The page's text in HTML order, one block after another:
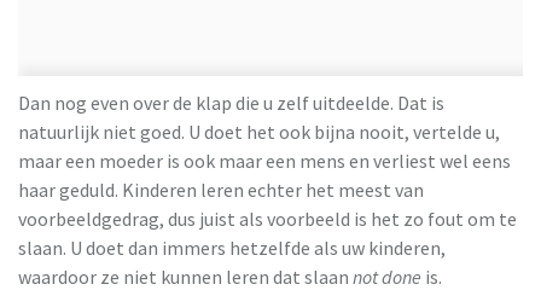
Dan nog even over de klap die u zelf uitdeelde. Dat is
natuurlijk niet goed. U doet het ook bijna nooit, vertelde u,
maar een moeder is ook maar een mens en verliest wel eens
haar geduld. Kinderen leren echter het meest van
voorbeeldgedrag, dus juist als voorbeeld is het zo fout om te
slaan. U doet dan immers hetzelfde als uw kinderen,
waardoor ze niet kunnen leren dat slaan not done is.